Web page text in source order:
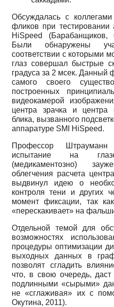
Обсуждалась с
фликов при тестировании
HiSpeed (Барабанщиков,
Были обнаружены
соответствии с которыми
глаз совершал быстрые
градуса за 2 мсек. Данный
самого своего
построенных
видеокамерой
центра зрачка и центра
блика, вызванного
аппаратуре SMI HiSpeed.
Профессор
испытание на
(медикаментозно)
облегчения расчета
выдвинул идею о
контроля тени и других
момент фиксации, так
«перескакивает» на
Отдельной темой для
возможностях
процедуры оптимизации
выходных данных в
позволят сгладить
что, в свою очередь,
подлинными «сырыми»
не «сглаживая» их с
Окутина, 2011).